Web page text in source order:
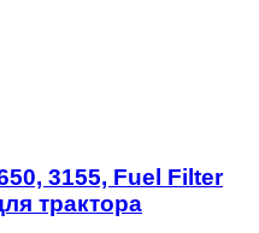
3155, Fuel Filter
трактора